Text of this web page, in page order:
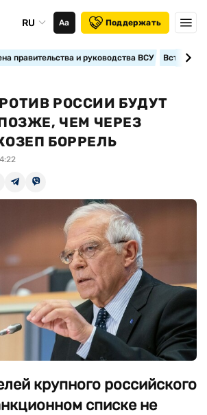
RU Аа Поддержать
правительства и руководства ВСУ
РОССИИ БУДУТ
ЧЕМ ЧЕРЕЗ
БОРРЕЛЬ
крупного российского
списке не